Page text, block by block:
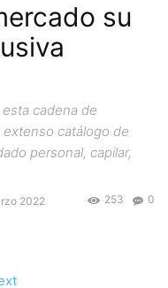
su
cadena de
catálogo de
personal, capilar,
2022 0
253